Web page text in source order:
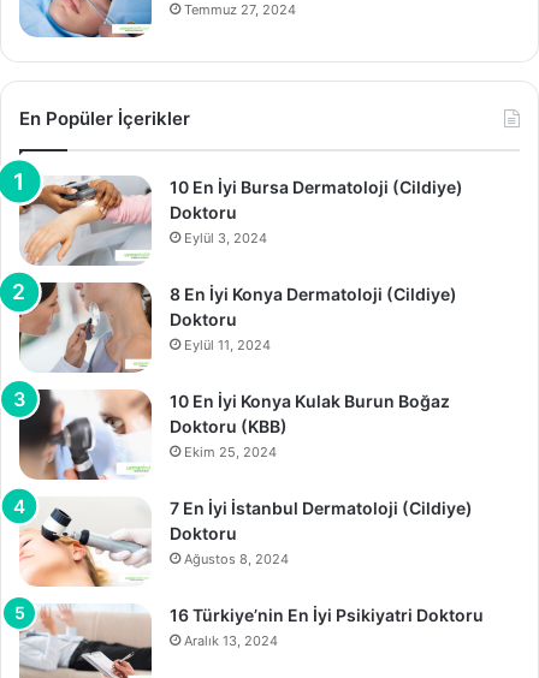
Temmuz 27, 2024
En Popüler İçerikler
10 En İyi Bursa Dermatoloji (Cildiye)
Doktoru
Eylül 3, 2024
8 En İyi Konya Dermatoloji (Cildiye)
Doktoru
Eylül 11, 2024
10 En İyi Konya Kulak Burun Boğaz
Doktoru (KBB)
Ekim 25, 2024
7 En İyi İstanbul Dermatoloji (Cildiye)
Doktoru
Ağustos 8, 2024
16 Türkiye’nin En İyi Psikiyatri Doktoru
Aralık 13, 2024